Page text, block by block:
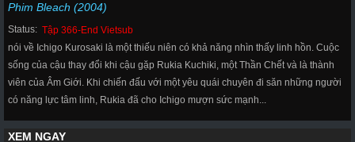
Phim Bleach (2004)
Status: Tập 366-End Vietsub
nói về Ichigo Kurosaki là một thiếu niên có khả năng nhìn thấy linh hồn. Cuộc
sống của cậu thay đổi khi cậu gặp Rukia Kuchiki, một Thần Chết và là thành
viên của Âm Giới. Khi chiến đấu với một yêu quái chuyên đi săn những người
có năng lực tâm linh, Rukia đã cho Ichigo mượn sức mạnh...